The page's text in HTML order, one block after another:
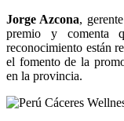
Jorge Azcona,
premio y comenta
reconocimiento están
el fomento de la
en la provincia.